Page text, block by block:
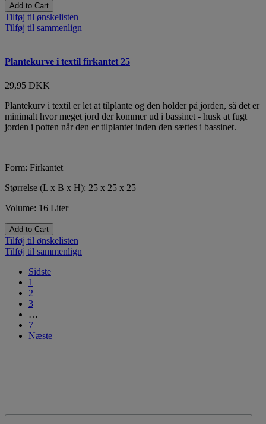
Add to Cart
Tilføj til ønskelisten
Tilføj til sammenlign
Plantekurve i textil firkantet 25
29,95 DKK
Plantekurv i textil er let at tilplante og den holder på jorden, så det er
minimalt hvor meget jord der kommer ud i bassinet - husk at fugt
jorden i potten når den er tilplantet inden den sættes i bassinet.
Form: Firkantet
Størrelse (L x B x H): 25 x 25 x 25
Volume: 16 Liter
Add to Cart
Tilføj til ønskelisten
Tilføj til sammenlign
Sidste
1
2
3
…
7
Næste